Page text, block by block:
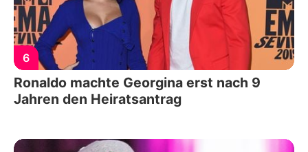
6
Ronaldo machte Georgina erst nach 9
Jahren den Heiratsantrag